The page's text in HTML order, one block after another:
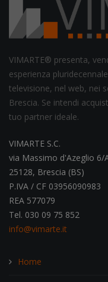
VIMARTE® presenta,
esperienza
televisione, nel web, nei
Brescia. Se intendi
tuo partner ideale.
VIMARTE S.C.
via Massimo d'Azeglio 6/
25128, Brescia (BS)
P.IVA / CF 03956090983
REA 577079
Tel. 030 09 75 852
info@vimarte.it
Home